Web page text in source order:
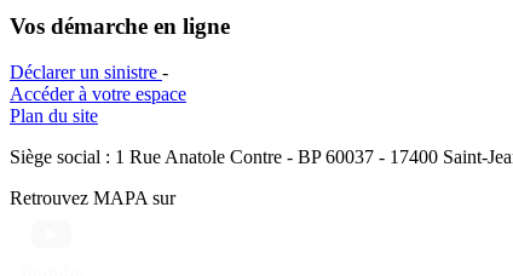
Vos démarche en ligne
Déclarer un sinistre -
Accéder à votre espace
Plan du site
Siège social : 1 Rue Anatole Contre - BP 60037 - 17400 Saint-
Retrouvez MAPA sur